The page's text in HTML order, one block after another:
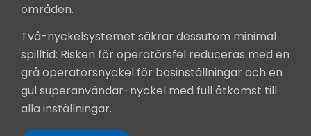
områden.
Två-nyckelsystemet säkrar dessutom minimal
spilltid: Risken för operatörsfel reduceras med en
grå operatörsnyckel för basinställningar och en
gul superanvändar-nyckel med full åtkomst till
alla inställningar.